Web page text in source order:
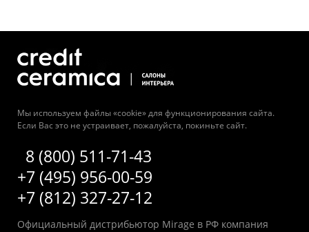
Мы используем файлы «cookie» для функционирования сайта.
Если Вас это не устраивает, пожалуйста, покиньте сайт.
8 (800) 511-71-43
+7 (495) 956-00-59
+7 (812) 327-27-12
Официальный дистрибьютор Mirage в РФ компания